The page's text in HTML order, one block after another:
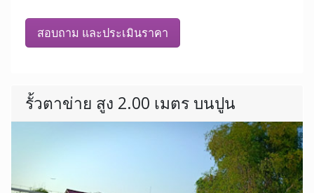
สอบถาม และประเมินราคา
รั้วตาข่าย สูง 2.00 เมตร บนปูน